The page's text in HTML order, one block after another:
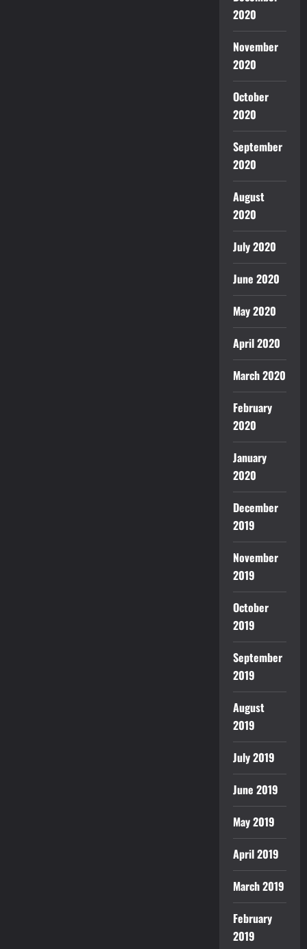
2020
November
2020
October
2020
September
2020
August
2020
July 2020
June 2020
May 2020
April 2020
March 2020
February
2020
January
2020
December
2019
November
2019
October
2019
September
2019
August
2019
July 2019
June 2019
May 2019
April 2019
March 2019
February
2019